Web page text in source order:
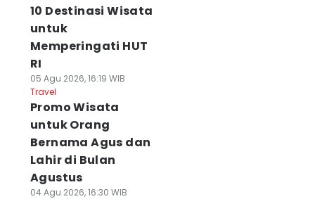
10 Destinasi Wisata
untuk
Memperingati HUT
RI
05 Agu 2026, 16:19 WIB
Travel
Promo Wisata
untuk Orang
Bernama Agus dan
Lahir di Bulan
Agustus
04 Agu 2026, 16:30 WIB